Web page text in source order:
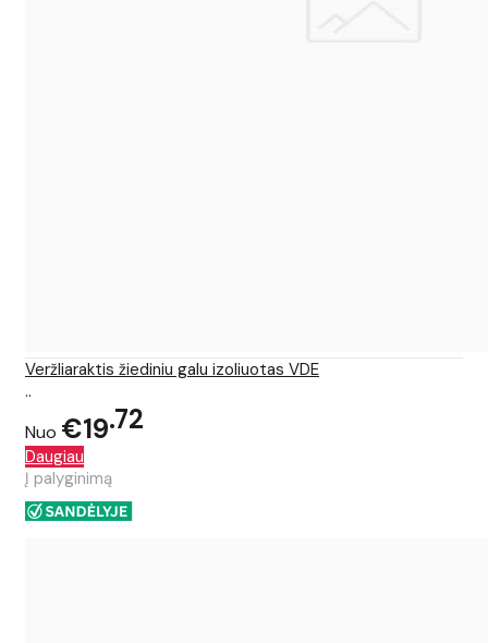
Veržliaraktis žiediniu galu izoliuotas VDE
..
Nuo €19 72
Daugiau
Į palyginimą